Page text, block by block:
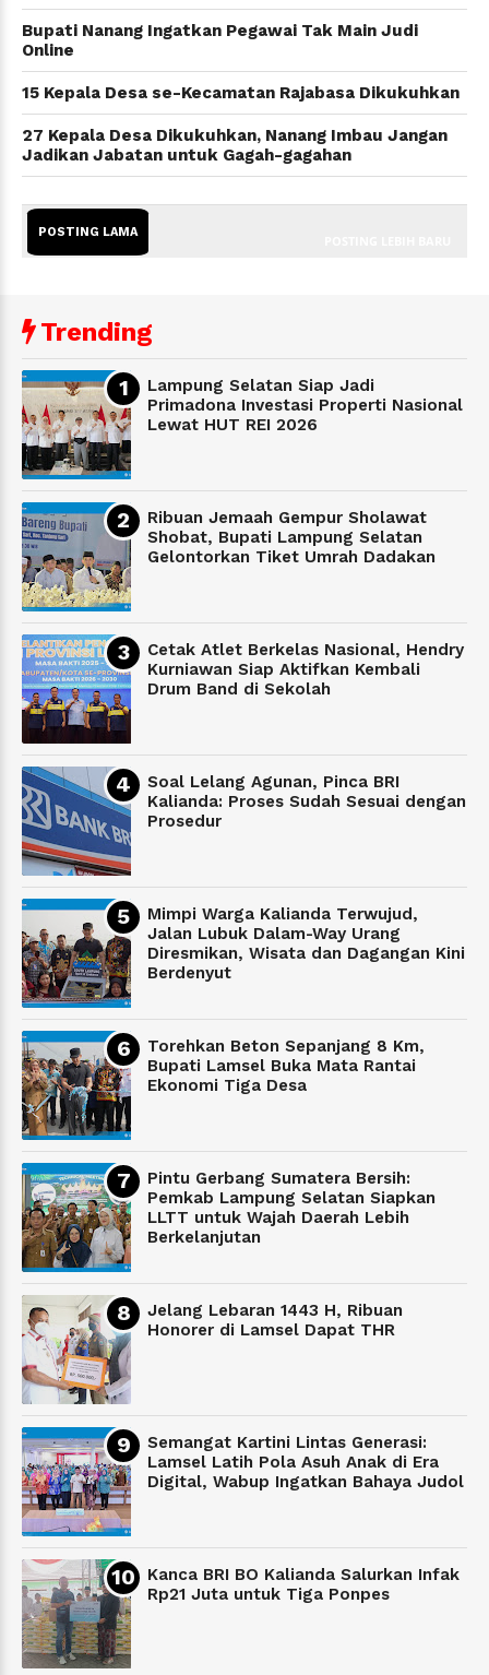
Bupati Nanang Ingatkan Pegawai Tak Main Judi
Online
15 Kepala Desa se-Kecamatan Rajabasa Dikukuhkan
27 Kepala Desa Dikukuhkan, Nanang Imbau Jangan
Jadikan Jabatan untuk Gagah-gagahan
POSTING LAMA
Trending
Lampung Selatan Siap Jadi
Primadona Investasi Properti Nasional
Lewat HUT REI 2026
Ribuan Jemaah Gempur Sholawat
Shobat, Bupati Lampung Selatan
Gelontorkan Tiket Umrah Dadakan
Cetak Atlet Berkelas Nasional, Hendry
Kurniawan Siap Aktifkan Kembali
Drum Band di Sekolah
Soal Lelang Agunan, Pinca BRI
Kalianda: Proses Sudah Sesuai dengan
Prosedur
Mimpi Warga Kalianda Terwujud,
Jalan Lubuk Dalam-Way Urang
Diresmikan, Wisata dan Dagangan Kini
Berdenyut
Torehkan Beton Sepanjang 8 Km,
Bupati Lamsel Buka Mata Rantai
Ekonomi Tiga Desa
Pintu Gerbang Sumatera Bersih:
Pemkab Lampung Selatan Siapkan
LLTT untuk Wajah Daerah Lebih
Berkelanjutan
Jelang Lebaran 1443 H, Ribuan
Honorer di Lamsel Dapat THR
Semangat Kartini Lintas Generasi:
Lamsel Latih Pola Asuh Anak di Era
Digital, Wabup Ingatkan Bahaya Judol
Kanca BRI BO Kalianda Salurkan Infak
Rp21 Juta untuk Tiga Ponpes